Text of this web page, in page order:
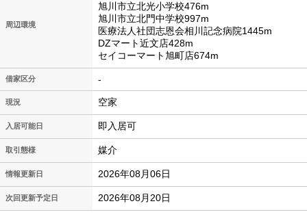
周辺環境
旭川市立北光小学校476m
旭川市立北門中学校997m
医療法人社団志恩会相川記念病院1445m
DZマート近文店428m
セイコーマート旭町店674m
借家区分 -
現況 空家
入居可能日 即入居可
取引態様 媒介
情報更新日 2026年08月06日
次回更新予定日 2026年08月20日